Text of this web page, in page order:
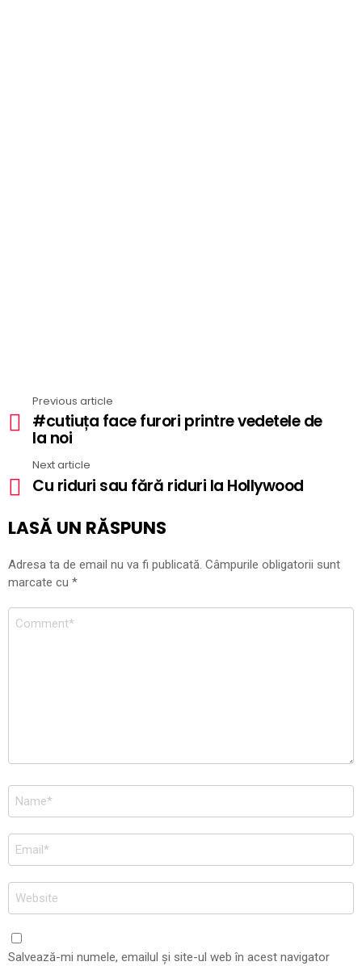
more
Previous article
#cutiuța face furori printre vedetele de
la noi
Next article
Cu riduri sau fără riduri la Hollywood
LASĂ UN RĂSPUNS
Adresa ta de email nu va fi publicată. Câmpurile obligatorii sunt
marcate cu *
Comentariu
Nume
*
Email
*
Site
web
Salvează-mi numele, emailul și site-ul web în acest navigator